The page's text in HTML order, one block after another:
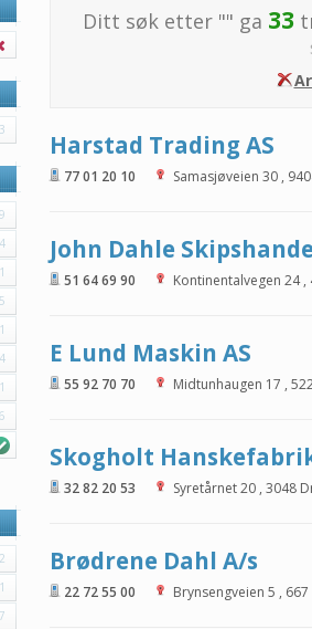
7
Ditt søk etter "" ga 33
Harstad Trading AS
77 01 20 10 Samasjøveien 30 ,
John Dahle
51 64 69 90 Kontinentalvegen 24,
E Lund Maskin AS
55 92 70 70 Midtunhaugen 17 ,
Skogholt
32 82 20 53 Syretårnet 20 , 3048
Brødrene Dahl A/s
22 72 55 00 Brynsengveien 5 , 667